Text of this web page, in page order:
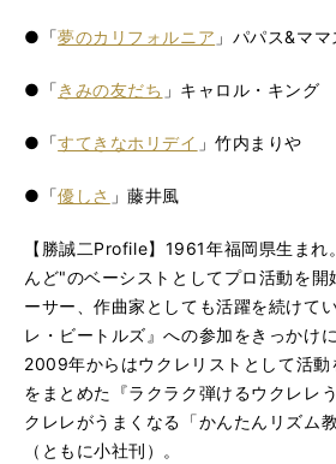
●「夢のカリフォルニア 」パパス&マ
●「きみの友だち 」キャロル・キング
●「すてきなホリデイ 」竹内まりや
●「優しさ 」藤井風
【勝誠二Profile】1961年福岡県生ま
んど"のベーシストとしてプロ活動を開
ーサー、作曲家としても活躍を続けて
レ・ビートルズ』への参加をきっかけ
2009年からはウクレリストとして活動
をまとめた『ラクラク弾けるウクレレ
クレレがうまくなる「かんたんリズム
（ともに小社刊）。